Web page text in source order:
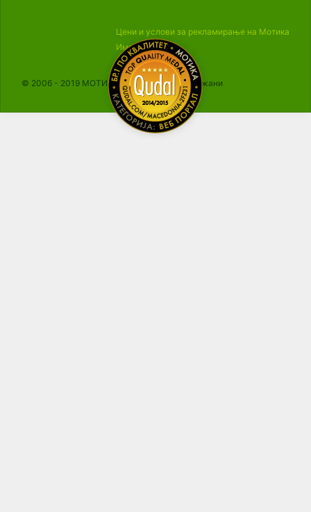
Цени и услови за рекламирање на Мотика
Импресум
© 2006 - 2019 МОТИКА, Сите права се задржани